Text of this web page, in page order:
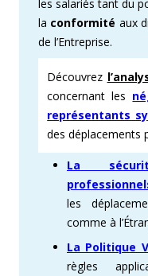
les salariés tant du
la conformité aux
de l’Entreprise.
Découvrez
concernant les
représentants
des déplacements
La
les
comme à
La Politique
règles